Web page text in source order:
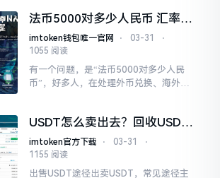
器之上
法币5000对多少人民币 汇率换
算 一查就知道
imtoken钱包唯一官网 ⋅ 03-31
⋅
1055 阅读
有一个问题，是“法币5000对多少人民
币”，好多人，在处理外币兑换、海外消
币，像美元、欧元这些
USDT怎么卖出去？回收USDT
的方法和注意事项你知道吗
imtoken官方下载 ⋅ 03-31
⋅
1155 阅读
出售USDT途径出卖USDT，常见途径主